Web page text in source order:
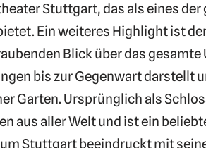
Stuttgart, das als eines
Ein weiteres Highlight ist
Blick über das
bis zur Gegenwart darstellt
Garten. Ursprünglich als
aus aller Welt und ist ein
Stuttgart beeindruckt mit